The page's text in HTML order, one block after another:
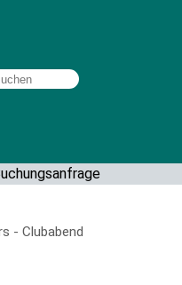
- Clubabend